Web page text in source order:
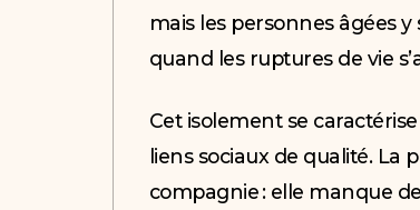
mais les personnes âgées
quand les ruptures de vie
Cet isolement se
liens sociaux de qualité. La
compagnie : elle manque